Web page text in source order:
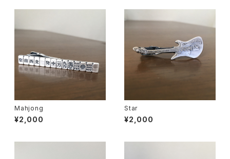
Mahjong
¥2,000
Star
¥2,000